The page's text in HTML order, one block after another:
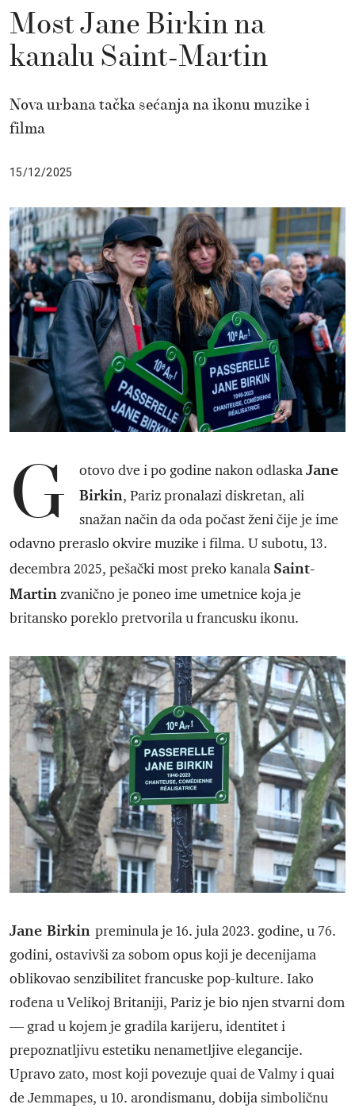
Most Jane Birkin na
kanalu Saint-Martin
Nova urbana tačka sećanja na ikonu muzike i
filma
15/12/2025
G otovo dve i po godine nakon odlaskaJane
Birkin, Pariz pronalazi diskretan, ali
snažan način da oda počast ženi čije je ime
odavno preraslo okvire muzike i filma. U subotu, 13.
decembra 2025, pešački most preko kanala Saint-
Martinzvanično je poneo ime umetnice koja je
britansko poreklo pretvorila u francusku ikonu.
Jane Birkin preminula je 16. jula 2023. godine, u 76.
godini, ostavivši za sobom opus koji je decenijama
oblikovao senzibilitet francuske pop-kulture. Iako
rođena u Velikoj Britaniji, Pariz je bio njen stvarni dom
— grad u kojem je gradila karijeru, identitet i
prepoznatljivu estetiku nenametljive elegancije.
Upravo zato, most koji povezuje quai de Valmy i quai
de Jemmapes, u 10. arondismanu, dobija simboličnu